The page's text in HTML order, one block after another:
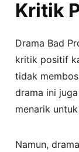
Kritik
Drama Bad
kritik positif
tidak
drama ini
menarik
Namun,